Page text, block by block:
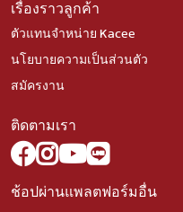
เรื่องราวลูกค้า
ตัวแทนจำหน่าย Kacee
นโยบายความเป็นส่วนตัว
สมัครงาน
ติดตามเรา
ช้อปผ่านแพลตฟอร์มอื่น